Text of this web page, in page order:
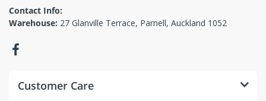
Contact Info:
Warehouse: 27 Glanville Terrace, Parnell, Auckland 1052
Customer Care